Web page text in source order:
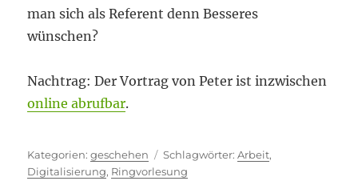
man sich als Referent denn Besseres
wünschen?
Nachtrag: Der Vortrag von Peter ist inzwischen
online abrufbar.
Kategorien
geschehen Schlagwörter
Arbeit,
Digitalisierung, Ringvorlesung